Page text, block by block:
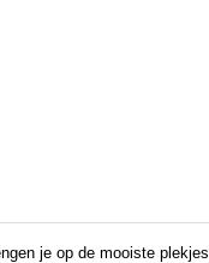
je op de mooiste plekjes.